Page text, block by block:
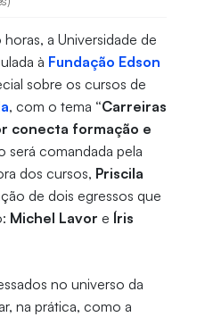
horas, a Universidade de
à Fundação Edson
sobre os cursos de
, com o tema “Carreiras
conecta formação e
será comandada pela
dos cursos, Priscila
de dois egressos que
Michel Lavor e Íris
no universo da
na prática, como a